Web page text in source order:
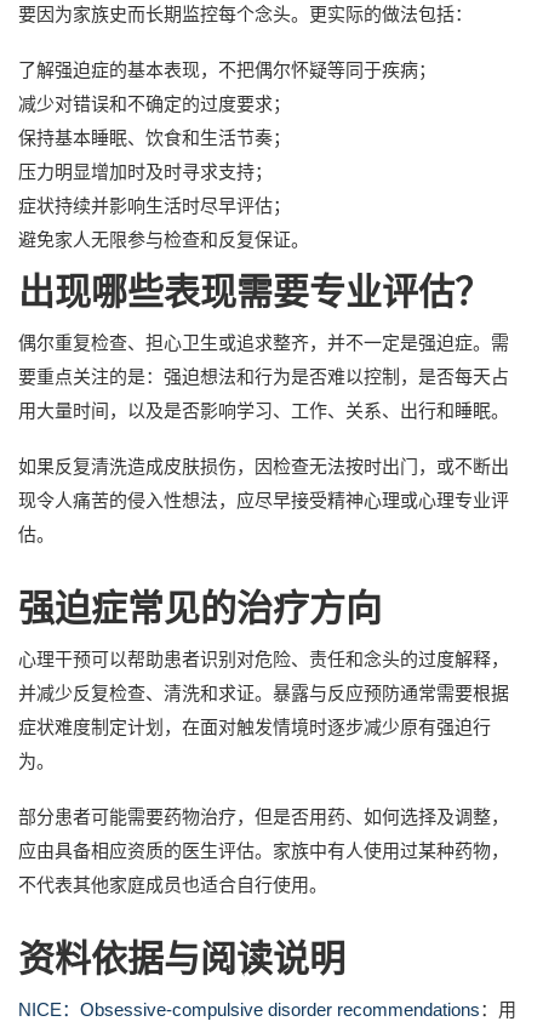
要因为家族史而长期监控每个念头。更实际的做法包括：
了解强迫症的基本表现，不把偶尔怀疑等同于疾病；
减少对错误和不确定的过度要求；
保持基本睡眠、饮食和生活节奏；
压力明显增加时及时寻求支持；
症状持续并影响生活时尽早评估；
避免家人无限参与检查和反复保证。
出现哪些表现需要专业评估？
偶尔重复检查、担心卫生或追求整齐，并不一定是强迫症。需
要重点关注的是：强迫想法和行为是否难以控制，是否每天占
用大量时间，以及是否影响学习、工作、关系、出行和睡眠。
如果反复清洗造成皮肤损伤，因检查无法按时出门，或不断出
现令人痛苦的侵入性想法，应尽早接受精神心理或心理专业评
估。
强迫症常见的治疗方向
心理干预可以帮助患者识别对危险、责任和念头的过度解释，
并减少反复检查、清洗和求证。暴露与反应预防通常需要根据
症状难度制定计划，在面对触发情境时逐步减少原有强迫行
为。
部分患者可能需要药物治疗，但是否用药、如何选择及调整，
应由具备相应资质的医生评估。家族中有人使用过某种药物，
不代表其他家庭成员也适合自行使用。
资料依据与阅读说明
NICE：Obsessive-compulsive disorder recommendations：用